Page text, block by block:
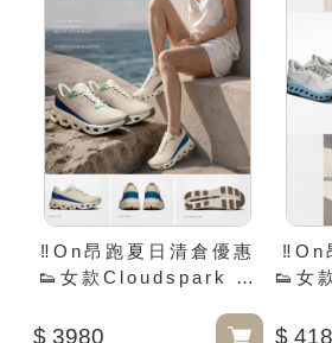
‼️On昂跑夏日清倉優惠
👟女款Cloudspark 高
$ 3980
‼️On
👟女
$